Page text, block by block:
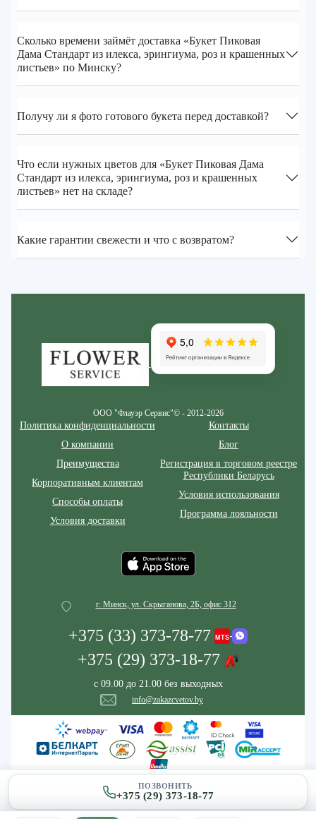
ПОЗВОНИТЬ
+375 (29) 373-18-77
Сколько времени займёт доставка «Букет Пиковая
Дама Стандарт из илекса, эрингиума, роз и крашенных
листьев» по Минску?
Получу ли я фото готового букета перед доставкой?
Что если нужных цветов для «Букет Пиковая Дама
Стандарт из илекса, эрингиума, роз и крашенных
листьев» нет на складе?
Какие гарантии свежести и что с возвратом?
ООО "Флауэр Сервис"© - 2012-2026
Политика конфиденциальности
О компании
Преимущества
Корпоративным клиентам
Способы оплаты
Условия доставки
Контакты
Блог
Регистрация в торговом реестре
Республики Беларусь
Условия использования
Программа лояльности
г. Минск, ул. Скрыганова, 2Б, офис 312
+375 (33) 373-78-77
+375 (29) 373-18-77
с 09.00 до 21.00 без выходных
info@zakazcvetov.by